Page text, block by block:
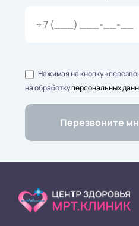
Нажимая на кнопку
на обработкуперсональных